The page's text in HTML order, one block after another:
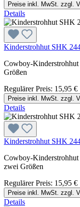
Preise inkl. MwSt. zzgl.
Details
Kinderstrohhut SHK
Cowboy-
Größen
Regulärer Preis: 15,95 €
Preise inkl. MwSt. zzgl.
Details
Kinderstrohhut SHK
Cowboy-
zwei Größen
Regulärer Preis: 15,95 €
Preise inkl. MwSt. zzgl.
Details